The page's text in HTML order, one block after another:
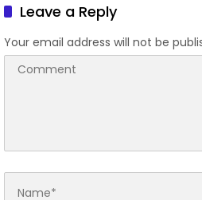
Leave a Reply
Your email address will not be